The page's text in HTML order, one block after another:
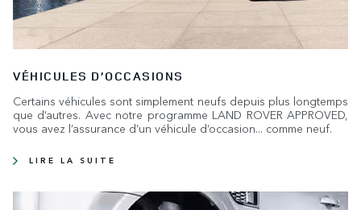
VÉHICULES D’OCCASIONS
Certains véhicules sont simplement neufs depuis plus longtemps
que d’autres. Avec notre programme LAND ROVER APPROVED,
vous avez l’assurance d’un véhicule d’occasion... comme neuf.
LIRE LA SUITE